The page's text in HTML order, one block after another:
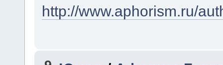
http://www.aphorism.ru/